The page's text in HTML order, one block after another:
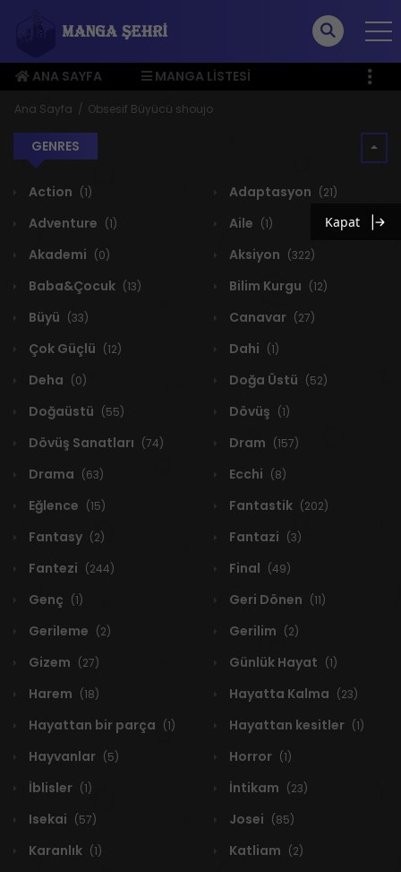
ANA SAYFA
MANGA LISTESI
ÜYE MENÜSÜ
Ana Sayfa Obsesif Büyücü shoujo
GENRES
Action (1) Adaptasyon (21)
Adventure (1) Aile (1)
Akademi (0) Aksiyon (322)
Baba&Çocuk (13) Bilim Kurgu (12)
Büyü (33) Canavar (27)
Çok Güçlü (12) Dahi (1)
Deha (0) Doğa Üstü (52)
Doğaüstü (55) Dövüş (1)
Dövüş Sanatları (74) Dram (157)
Drama (63) Ecchi (8)
Eğlence (15) Fantastik (202)
Fantasy (2) Fantazi (3)
Fantezi (244) Final (49)
Genç (1) Geri Dönen (11)
Gerileme (2) Gerilim (2)
Gizem (27) Günlük Hayat (1)
Harem (18) Hayatta Kalma (23)
Hayattan bir parça (1) Hayattan kesitler (1)
Hayvanlar (5) Horror (1)
İblisler (1) İntikam (23)
Isekai (57) Josei (85)
Karanlık (1) Katliam (2)
Kapat